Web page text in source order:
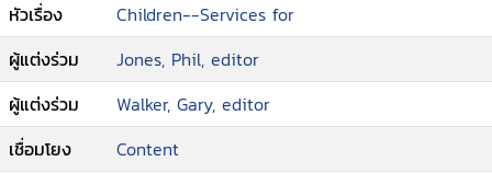
หัวเรื่อง
Children--Services for
ผู้แต่งร่วม
Jones, Phil, editor
ผู้แต่งร่วม
Walker, Gary, editor
เชื่อมโยง
Content